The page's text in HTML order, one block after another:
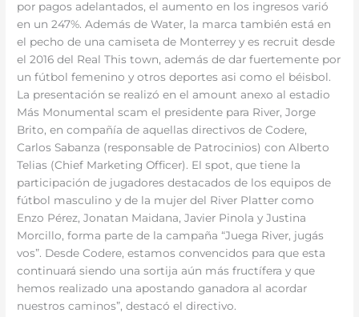
por pagos adelantados, el aumento en los ingresos varió
en un 247%. Además de Water, la marca también está en
el pecho de una camiseta de Monterrey y es recruit desde
el 2016 del Real This town, además de dar fuertemente por
un fútbol femenino y otros deportes asi como el béisbol.
La presentación se realizó en el amount anexo al estadio
Más Monumental scam el presidente para River, Jorge
Brito, en compañía de aquellas directivos de Codere,
Carlos Sabanza (responsable de Patrocinios) con Alberto
Telias (Chief Marketing Officer). El spot, que tiene la
participación de jugadores destacados de los equipos de
fútbol masculino y de la mujer del River Platter como
Enzo Pérez, Jonatan Maidana, Javier Pinola y Justina
Morcillo, forma parte de la campaña “Juega River, jugás
vos”. Desde Codere, estamos convencidos para que esta
continuará siendo una sortija aún más fructífera y que
hemos realizado una apostando ganadora al acordar
nuestros caminos”, destacó el directivo.